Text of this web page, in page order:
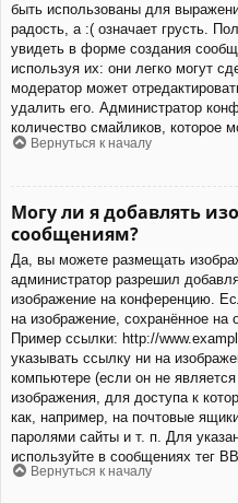
быть использованы для
радость, а :( означает грусть.
увидеть в форме создания
используя их: они легко могут
модератор может
удалить его. Администратор
количество смайликов, которое
Вернуться к началу
Могу ли я добавлять
сообщениям?
Да, вы можете размещать
администратор разрешил
изображение на конференцию.
на изображение, сохранённое на
Пример ссылки: http://
указывать ссылку ни на
компьютере (если он не
изображения, для доступа к
как, например, на почтовые
паролями сайты и т. п. Для
используйте в сообщениях тег
Вернуться к началу